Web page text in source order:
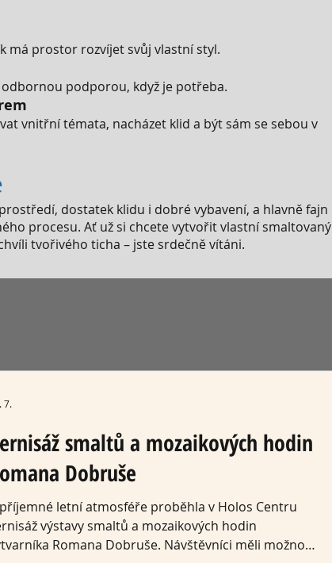
má prostor rozvíjet svůj vlastní styl.
podporou, když je potřeba.
vnitřní témata, nacházet klid a být sám se sebou v
dostatek klidu i dobré vybavení, a hlavně fajn
procesu. Ať už si chcete vytvořit vlastní smaltovaný
tvořivého ticha – jste srdečně vítáni.
smaltů a mozaikových hodin
Dobruše
letní atmosféře proběhla v Holos Centru
výstavy smaltů a mozaikových hodin
Romana Dobruše. Návštěvníci měli možnost
7.